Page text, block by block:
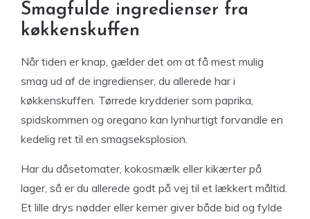
Smagfulde ingredienser fra
køkkenskuffen
Når tiden er knap, gælder det om at få mest mulig
smag ud af de ingredienser, du allerede har i
køkkenskuffen. Tørrede krydderier som paprika,
spidskommen og oregano kan lynhurtigt forvandle en
kedelig ret til en smagseksplosion.
Har du dåsetomater, kokosmælk eller kikærter på
lager, så er du allerede godt på vej til et lækkert måltid.
Et lille drys nødder eller kerner giver både bid og fylde